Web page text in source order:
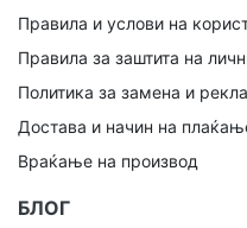
Правила и услови на
Правила за заштита на
Политика за замена и
Достава и начин на
Враќање на производ
БЛОГ